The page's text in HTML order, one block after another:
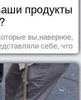
продукты
вы,наверное,
себе, что